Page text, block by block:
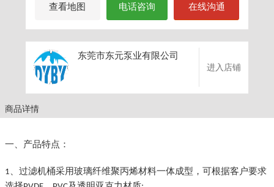
查看地图 电话咨询 在线沟通
东莞市东元泵业有限公司
进入店铺
商品详情
一、 产品特点：
1
过滤机桶采用玻璃纤维聚丙烯材料一体成型，可根据客户要求